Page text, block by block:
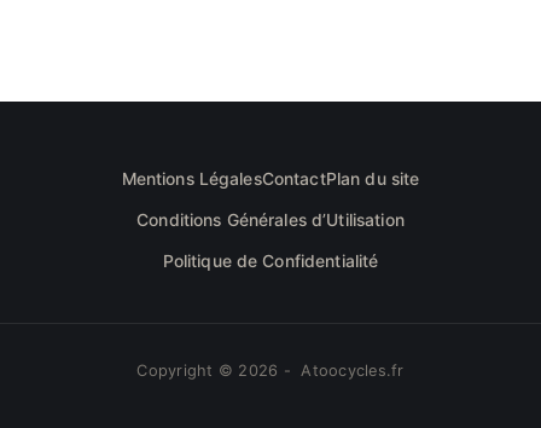
Mentions LégalesContactPlan du site
Conditions Générales d’Utilisation
Politique de Confidentialité
Copyright © 2026 - Atoocycles.fr